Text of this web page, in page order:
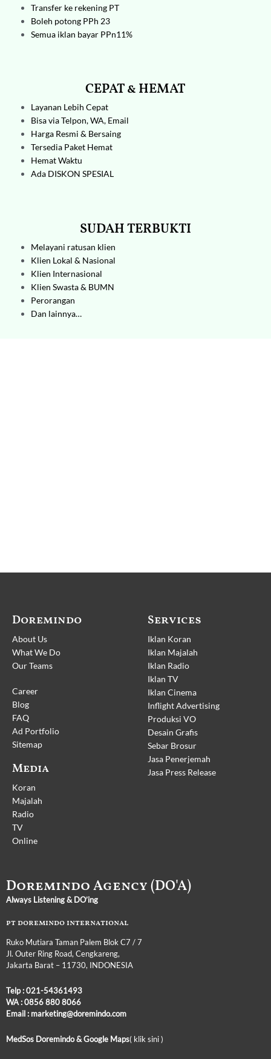
Transfer ke rekening PT
Boleh potong PPh 23
Semua iklan bayar PPn11%
CEPAT & HEMAT
Layanan Lebih Cepat
Bisa via Telpon, WA, Email
Harga Resmi & Bersaing
Tersedia Paket Hemat
Hemat Waktu
Ada DISKON SPESIAL
SUDAH TERBUKTI
Melayani ratusan klien
Klien Lokal & Nasional
Klien Internasional
Klien Swasta & BUMN
Perorangan
Dan lainnya…
Doremindo
About Us
What We Do
Our Teams
Career
Blog
FAQ
Ad Portfolio
Sitemap
Media
Koran
Majalah
Radio
TV
Online
Services
Iklan Koran
Iklan Majalah
Iklan Radio
Iklan TV
Iklan Cinema
Inflight Advertising
Produksi VO
Desain Grafis
Sebar Brosur
Jasa Penerjemah
Jasa Press Release
Doremindo Agency (DO'A)
Always Listening & DO’ing
pt doremindo international
Ruko Mutiara Taman Palem Blok C7 / 7
Jl. Outer Ring Road, Cengkareng,
Jakarta Barat – 11730, INDONESIA
Telp :021-54361493
WA :0856 880 8066
Email : marketing@doremindo.com
MedSos Doremindo &Google Maps( klik sini )